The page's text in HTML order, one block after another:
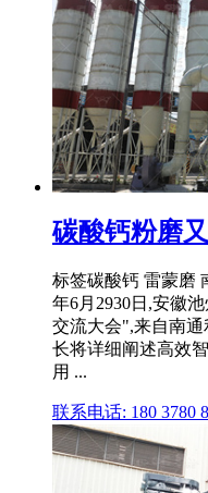
碳酸钙粉磨
标签碳酸钙 雷蒙磨
年6月2930日,安徽
交流大会",来自南
长将详细阐述高效
用 ...
联系电话: 180 3780